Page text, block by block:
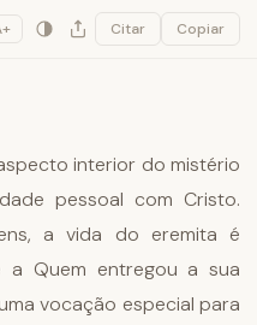
Católica
Citar Copiar
interior do mistério
pessoal com Cristo.
a vida do eremita é
a Quem entregou a sua
vocação especial para